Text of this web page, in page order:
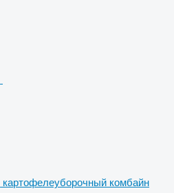
картофелеуборочный комбайн